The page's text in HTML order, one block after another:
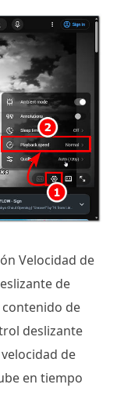
Velocidad de
de
de
deslizante
de
en tiempo